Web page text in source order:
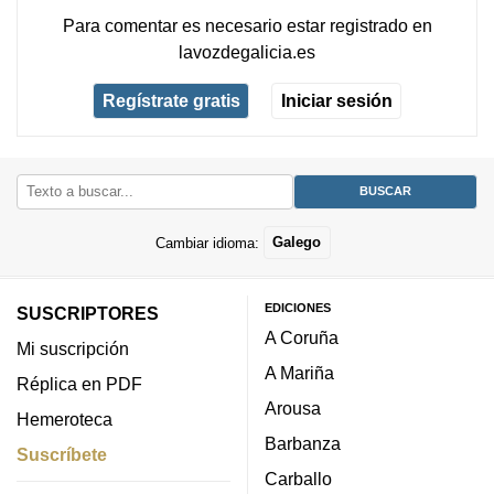
Para comentar es necesario estar registradoen
lavozdegalicia.es
Regístrate gratis Iniciar sesión
Cambiar idioma: Galego
SUSCRIPTORES
Mi suscripción
Réplica en PDF
Hemeroteca
Suscríbete
EDICIONES
A Coruña
A Mariña
Arousa
Barbanza
Carballo